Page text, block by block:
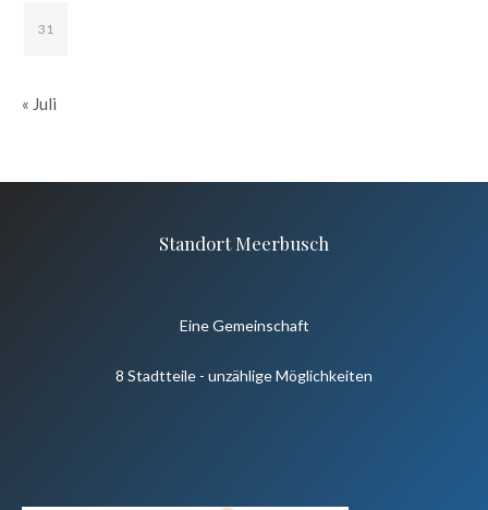
31
« Juli
Standort Meerbusch
Eine Gemeinschaft
8 Stadtteile - unzählige Möglichkeiten